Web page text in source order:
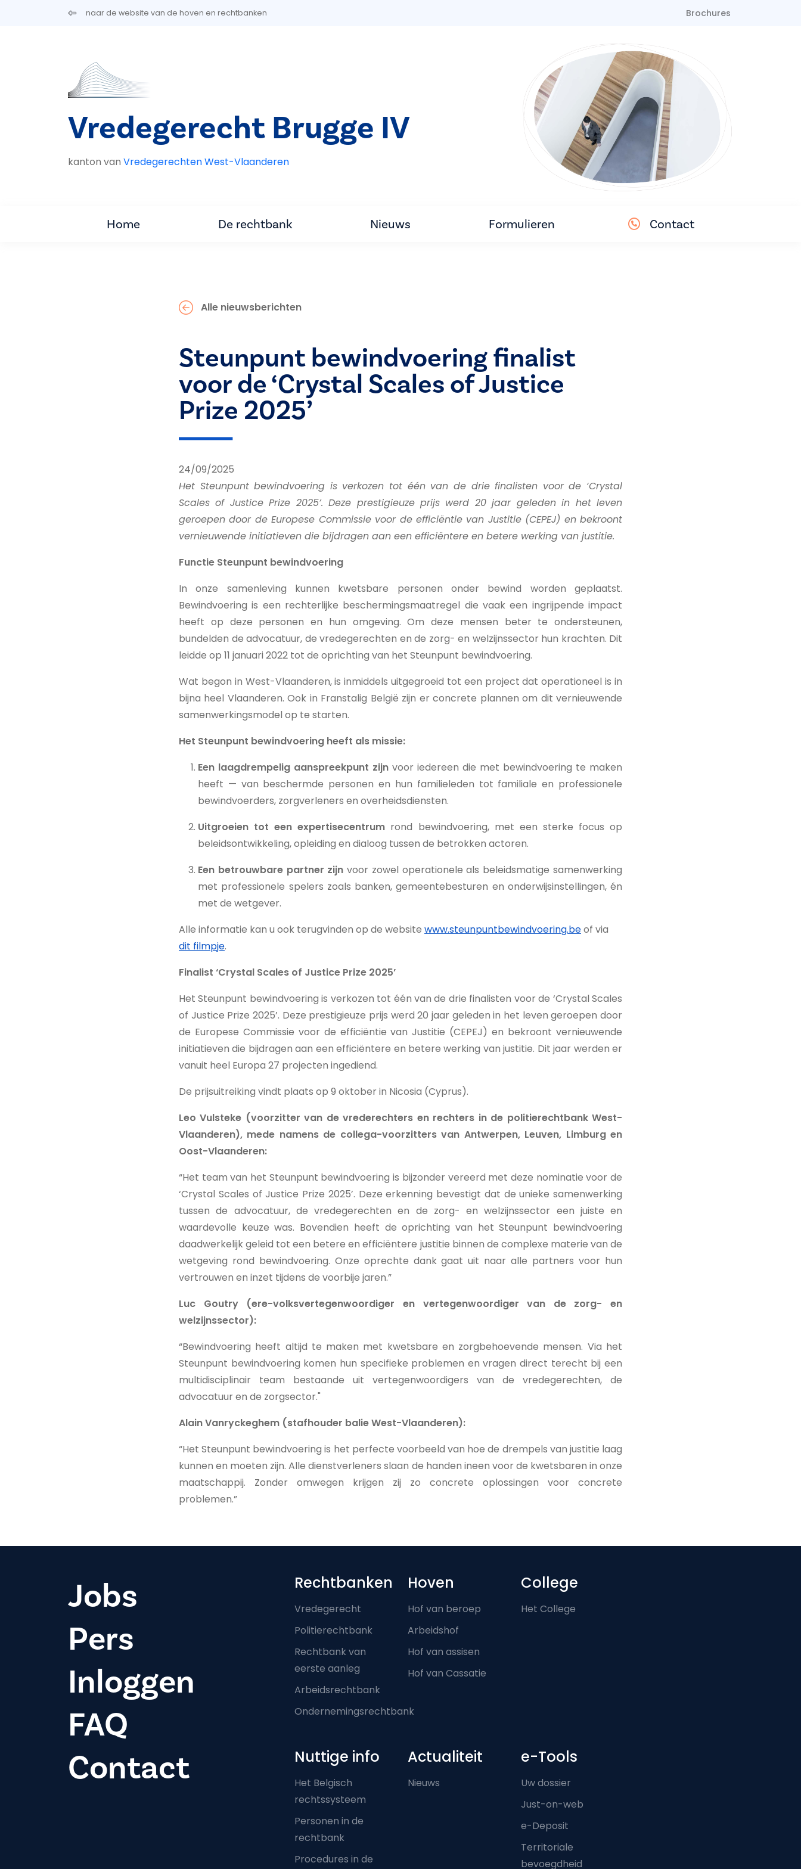
Overslaan en naar de inhoud gaannaar de website van de hoven en rechtbanken Brochures
Vredegerecht Brugge IV
kanton van Vredegerechten West-Vlaanderen
Home De rechtbank Nieuws Formulieren Contact
Alle nieuwsberichten
Steunpunt bewindvoering finalist
voor de ‘Crystal Scales of Justice
Prize 2025’
24/09/2025
Het Steunpunt bewindvoering is verkozen tot één van de drie finalisten voor de ‘Crystal
Scales of Justice Prize 2025’. Deze prestigieuze prijs werd 20 jaar geleden in het leven
geroepen door de Europese Commissie voor de efficiëntie van Justitie (CEPEJ) en bekroont
vernieuwende initiatieven die bijdragen aan een efficiëntere en betere werking van justitie.
Functie Steunpunt bewindvoering
In onze samenleving kunnen kwetsbare personen onder bewind worden geplaatst.
Bewindvoering is een rechterlijke beschermingsmaatregel die vaak een ingrijpende impact
heeft op deze personen en hun omgeving. Om deze mensen beter te ondersteunen,
bundelden de advocatuur, de vredegerechten en de zorg- en welzijnssector hun krachten. Dit
leidde op 11 januari 2022 tot de oprichting van het Steunpunt bewindvoering.
Wat begon in West-Vlaanderen, is inmiddels uitgegroeid tot een project dat operationeel is in
bijna heel Vlaanderen. Ook in Franstalig België zijn er concrete plannen om dit vernieuwende
samenwerkingsmodel op te starten.
Het Steunpunt bewindvoering heeft als missie:
Een laagdrempelig aanspreekpunt zijn voor iedereen die met bewindvoering te maken
heeft — van beschermde personen en hun familieleden tot familiale en professionele
bewindvoerders, zorgverleners en overheidsdiensten.
Uitgroeien tot een expertisecentrum rond bewindvoering, met een sterke focus op
beleidsontwikkeling, opleiding en dialoog tussen de betrokken actoren.
Een betrouwbare partner zijn voor zowel operationele als beleidsmatige samenwerking
met professionele spelers zoals banken, gemeentebesturen en onderwijsinstellingen, én
met de wetgever.
Alle informatie kan u ook terugvinden op de website www.steunpuntbewindvoering.beof via
dit filmpje.
Finalist ‘Crystal Scales of Justice Prize 2025’
Het Steunpunt bewindvoering is verkozen tot één van de drie finalisten voor de ‘Crystal Scales
of Justice Prize 2025’. Deze prestigieuze prijs werd 20 jaar geleden in het leven geroepen door
de Europese Commissie voor de efficiëntie van Justitie (CEPEJ) en bekroont vernieuwende
initiatieven die bijdragen aan een efficiëntere en betere werking van justitie. Dit jaar werden er
vanuit heel Europa 27 projecten ingediend.
De prijsuitreiking vindt plaats op 9 oktober in Nicosia (Cyprus).
Leo Vulsteke (voorzitter van de vrederechters en rechters in de politierechtbank West-
Vlaanderen), mede namens de collega-voorzitters van Antwerpen, Leuven, Limburg en
Oost-Vlaanderen:
“Het team van het Steunpunt bewindvoering is bijzonder vereerd met deze nominatie voor de
‘Crystal Scales of Justice Prize 2025’. Deze erkenning bevestigt dat de unieke samenwerking
tussen de advocatuur, de vredegerechten en de zorg- en welzijnssector een juiste en
waardevolle keuze was. Bovendien heeft de oprichting van het Steunpunt bewindvoering
daadwerkelijk geleid tot een betere en efficiëntere justitie binnen de complexe materie van de
wetgeving rond bewindvoering. Onze oprechte dank gaat uit naar alle partners voor hun
vertrouwen en inzet tijdens de voorbije jaren.”
Luc Goutry (ere-volksvertegenwoordiger en vertegenwoordiger van de zorg- en
welzijnssector):
“Bewindvoering heeft altijd te maken met kwetsbare en zorgbehoevende mensen. Via het
Steunpunt bewindvoering komen hun specifieke problemen en vragen direct terecht bij een
multidisciplinair team bestaande uit vertegenwoordigers van de vredegerechten, de
advocatuur en de zorgsector."
Alain Vanryckeghem (stafhouder balie West-Vlaanderen):
“Het Steunpunt bewindvoering is het perfecte voorbeeld van hoe de drempels van justitie laag
kunnen en moeten zijn. Alle dienstverleners slaan de handen ineen voor de kwetsbaren in onze
maatschappij. Zonder omwegen krijgen zij zo concrete oplossingen voor concrete
problemen.”
Jobs
Pers
Inloggen
FAQ
Contact
Footer-menu
Rechtbanken
Vredegerecht
Politierechtbank
Rechtbank van
eerste aanleg
Arbeidsrechtbank
Ondernemingsrechtbank
Hoven
Hof van beroep
Arbeidshof
Hof van assisen
Hof van Cassatie
College
Het College
Nuttige info
Het Belgisch
rechtssysteem
Personen in de
rechtbank
Procedures in de
Actualiteit
Nieuws
e-Tools
Uw dossier
Just-on-web
e-Deposit
Territoriale
bevoegdheid